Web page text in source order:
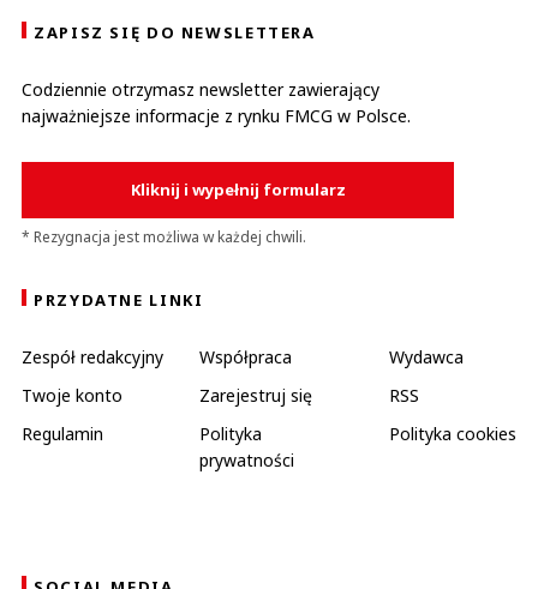
ZAPISZ SIĘ DO NEWSLETTERA
Codziennie otrzymasz newsletter zawierający
najważniejsze informacje z rynku FMCG w Polsce.
Kliknij i wypełnij formularz
* Rezygnacja jest możliwa w każdej chwili.
PRZYDATNE LINKI
Zespół redakcyjny Współpraca
Wydawca
Twoje konto
Zarejestruj się
RSS
Regulamin
Polityka
prywatności
Polityka cookies